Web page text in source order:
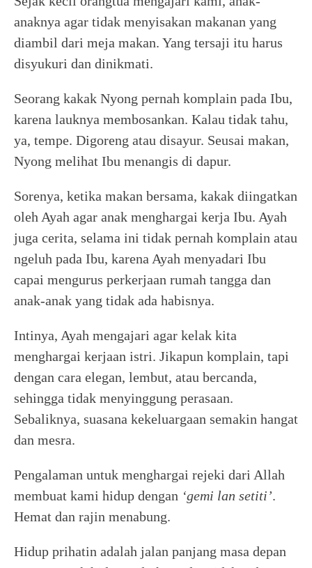
anaknya agar tidak menyisakan makanan yang
diambil dari meja makan. Yang tersaji itu harus
disyukuri dan dinikmati.
Seorang kakak Nyong pernah komplain pada Ibu,
karena lauknya membosankan. Kalau tidak tahu,
ya, tempe. Digoreng atau disayur. Seusai makan,
Nyong melihat Ibu menangis di dapur.
Sorenya, ketika makan bersama, kakak diingatkan
oleh Ayah agar anak menghargai kerja Ibu. Ayah
juga cerita, selama ini tidak pernah komplain atau
ngeluh pada Ibu, karena Ayah menyadari Ibu
capai mengurus perkerjaan rumah tangga dan
anak-anak yang tidak ada habisnya.
Intinya, Ayah mengajari agar kelak kita
menghargai kerjaan istri. Jikapun komplain, tapi
dengan cara elegan, lembut, atau bercanda,
sehingga tidak menyinggung perasaan.
Sebaliknya, suasana kekeluargaan semakin hangat
dan mesra.
Pengalaman untuk menghargai rejeki dari Allah
membuat kami hidup dengan ‘gemi lan setiti’.
Hemat dan rajin menabung.
Hidup prihatin adalah jalan panjang masa depan